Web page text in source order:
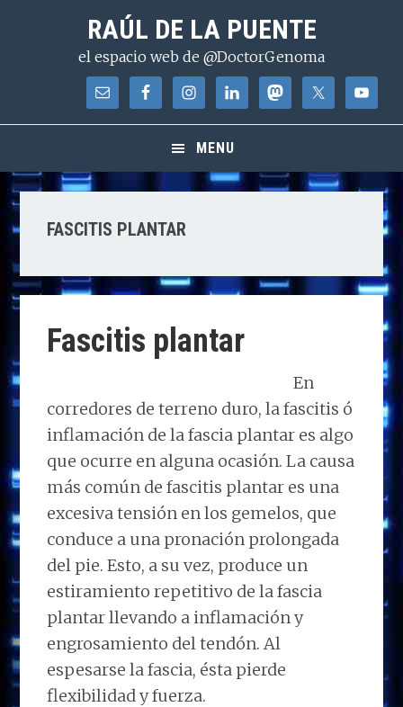
contenido
RAÚL DE LA PUENTE
el espacio web de @DoctorGenoma
MENU
FASCITIS PLANTAR
Fascitis plantar
En
corredores de terreno duro, la fascitis ó
inflamación de la fascia plantar es algo
que ocurre en alguna ocasión. La causa
más común de fascitis plantar es una
excesiva tensión en los gemelos, que
conduce a una pronación prolongada
del pie. Esto, a su vez, produce un
estiramiento repetitivo de la fascia
plantar llevando a inflamación y
engrosamiento del tendón. Al
espesarse la fascia, ésta pierde
flexibilidad y fuerza.